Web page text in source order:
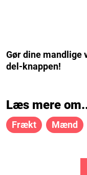
Gør dine mandlige
del-knappen!
Læs mere
Frækt Mænd